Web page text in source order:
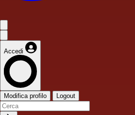
Accedi
Modifica profilo Logout